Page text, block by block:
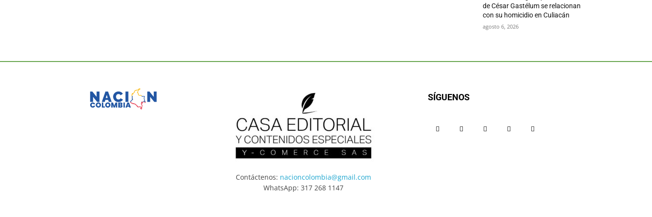
de César Gastélum se relacionan
con su homicidio en Culiacán
agosto 6, 2026
Contáctenos: nacioncolombia@gmail.com
WhatsApp: 317 268 1147
SÍGUENOS